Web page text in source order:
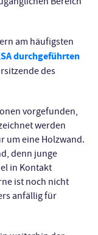
am häufigsten
durchgeführten
des
vorgefunden,
werden
um eine Holzwand.
denn junge
in Kontakt
ist noch nicht
anfällig für